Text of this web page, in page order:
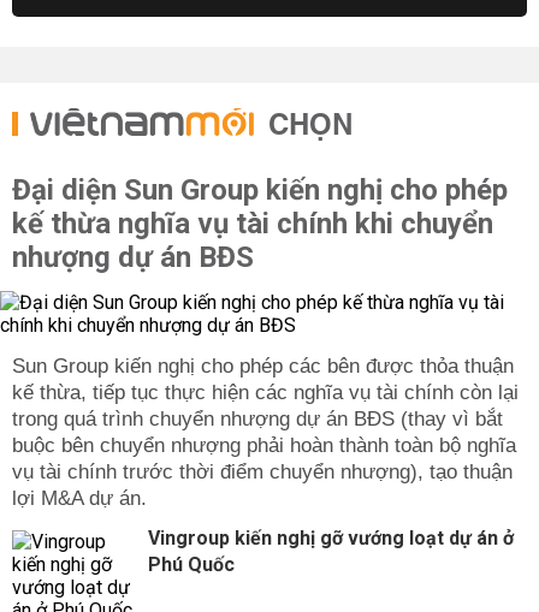
CHỌN
Đại diện Sun Group kiến nghị cho phép
kế thừa nghĩa vụ tài chính khi chuyển
nhượng dự án BĐS
Sun Group kiến nghị cho phép các bên được thỏa thuận
kế thừa, tiếp tục thực hiện các nghĩa vụ tài chính còn lại
trong quá trình chuyển nhượng dự án BĐS (thay vì bắt
buộc bên chuyển nhượng phải hoàn thành toàn bộ nghĩa
vụ tài chính trước thời điểm chuyển nhượng), tạo thuận
lợi M&A dự án.
Vingroup kiến nghị gỡ vướng loạt dự án ở
Phú Quốc